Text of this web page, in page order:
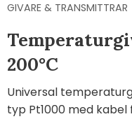
GIVARE & TRANSMITTRAR
200°C
Universal
typ Pt1000 med kabel